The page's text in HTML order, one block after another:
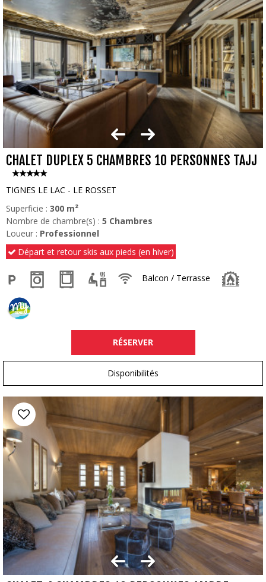
CHALET DUPLEX 5 CHAMBRES 10 PERSONNES TAJJ
TIGNES LE LAC - LE ROSSET
Superficie : 300 m²
Nombre de chambre(s) : 5 Chambres
Loueur : Professionnel
Départ et retour skis aux pieds (en hiver)
Balcon / Terrasse
RÉSERVER
Disponibilités